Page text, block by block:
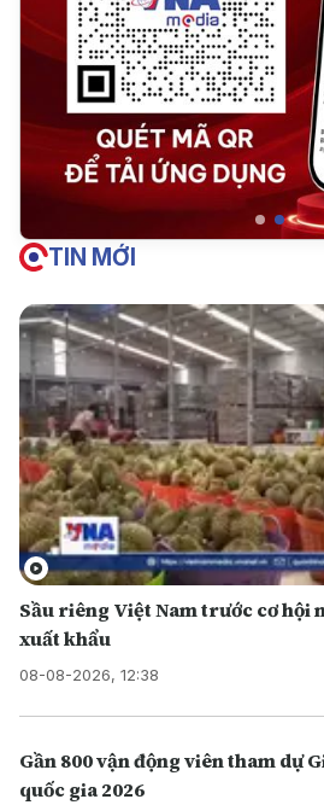
TIN MỚI
Sầu riêng Việt Nam trước cơ hội
xuất khẩu
08-08-2026, 12:38
Gần 800 vận động viên tham dự
quốc gia 2026